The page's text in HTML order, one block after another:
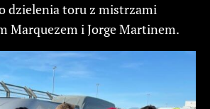
dzielenia toru z mistrzami
Marquezem i Jorge Martinem.